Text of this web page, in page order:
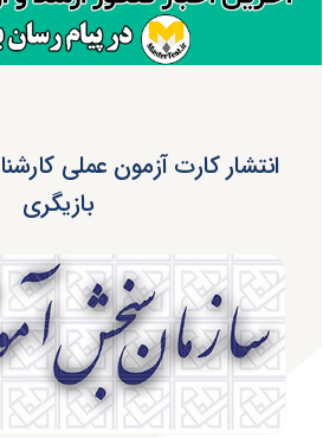
بازیگری